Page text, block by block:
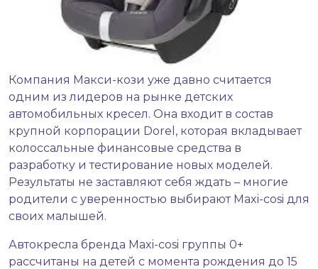
Компания Макси-кози уже давно считается
одним из лидеров на рынке детских
автомобильных кресел. Она входит в состав
крупной корпорации Dorel, которая вкладывает
колоссальные финансовые средства в
разработку и тестирование новых моделей.
Результаты не заставляют себя ждать – многие
родители с уверенностью выбирают Maxi-cosi для
своих малышей.
Автокресла бренда Maxi-cosi группы 0+
рассчитаны на детей с момента рождения до 15